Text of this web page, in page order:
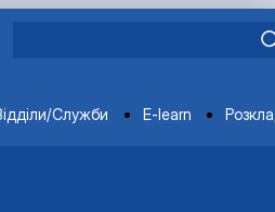
Служби E-learn